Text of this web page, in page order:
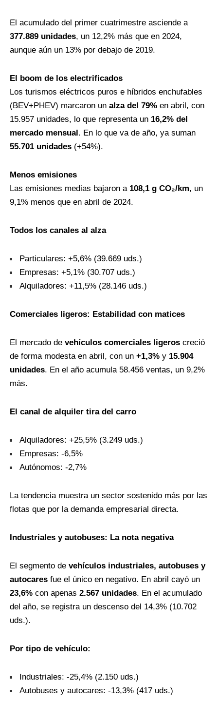
El acumulado del primer cuatrimestre asciende a
377.889 unidades, un 12,2% más que en 2024,
aunque aún un 13% por debajo de 2019.
El boom de los electrificados
Los turismos eléctricos puros e híbridos enchufables
(BEV+PHEV) marcaron un alza del 79% en abril, con
15.957 unidades, lo que representa un 16,2% del
mercado mensual. En lo que va de año, ya suman
55.701 unidades (+54%).
Menos emisiones
Las emisiones medias bajaron a 108,1 g CO₂/km, un
9,1% menos que en abril de 2024.
Todos los canales al alza
Particulares: +5,6% (39.669 uds.)
Empresas: +5,1% (30.707 uds.)
Alquiladores: +11,5% (28.146 uds.)
Comerciales ligeros: Estabilidad con matices
El mercado de vehículos comerciales ligeros creció
de forma modesta en abril, con un +1,3% y 15.904
unidades. En el año acumula 58.456 ventas, un 9,2%
más.
El canal de alquiler tira del carro
Alquiladores: +25,5% (3.249 uds.)
Empresas: -6,5%
Autónomos: -2,7%
La tendencia muestra un sector sostenido más por las
flotas que por la demanda empresarial directa.
Industriales y autobuses: La nota negativa
El segmento de vehículos industriales, autobuses y
autocares fue el único en negativo. En abril cayó un
23,6% con apenas 2.567 unidades. En el acumulado
del año, se registra un descenso del 14,3% (10.702
uds.).
Por tipo de vehículo:
Industriales: -25,4% (2.150 uds.)
Autobuses y autocares: -13,3% (417 uds.)